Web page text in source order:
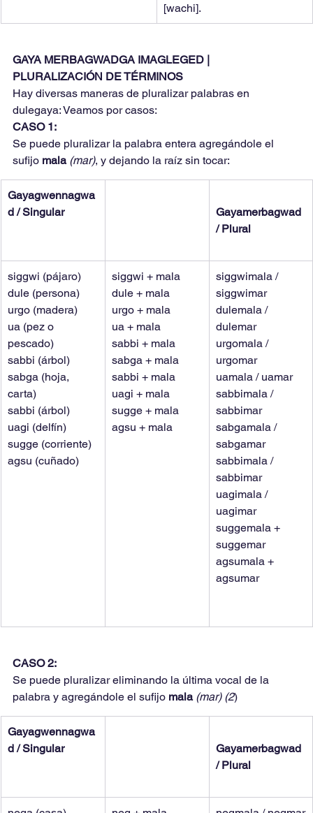
[wachi].
GAYA MERBAGWADGA IMAGLEGED |
PLURALIZACIÓN DE TÉRMINOS
Hay diversas maneras de pluralizar palabras en
dulegaya: Veamos por casos:
CASO 1:
Se puede pluralizar la palabra entera agregándole el
sufijo mala (mar), y dejando la raíz sin tocar:
Gayagwennagwa
d / Singular
Gayamerbagwad
/ Plural
siggwi (pájaro)
dule (persona)
urgo (madera)
ua (pez o
pescado)
sabbi (árbol)
sabga (hoja,
carta)
sabbi (árbol)
uagi (delfín)
sugge (corriente)
agsu (cuñado)
siggwi + mala
dule + mala
urgo + mala
ua + mala
sabbi + mala
sabga + mala
sabbi + mala
uagi + mala
sugge + mala
agsu + mala
siggwimala /
siggwimar
dulemala /
dulemar
urgomala /
urgomar
uamala / uamar
sabbimala /
sabbimar
sabgamala /
sabgamar
sabbimala /
sabbimar
uagimala /
uagimar
suggemala +
suggemar
agsumala +
agsumar
CASO 2:
Se puede pluralizar eliminando la última vocal de la
palabra y agregándole el sufijo mala (mar) (2)
Gayagwennagwa
d / Singular
Gayamerbagwad
/ Plural